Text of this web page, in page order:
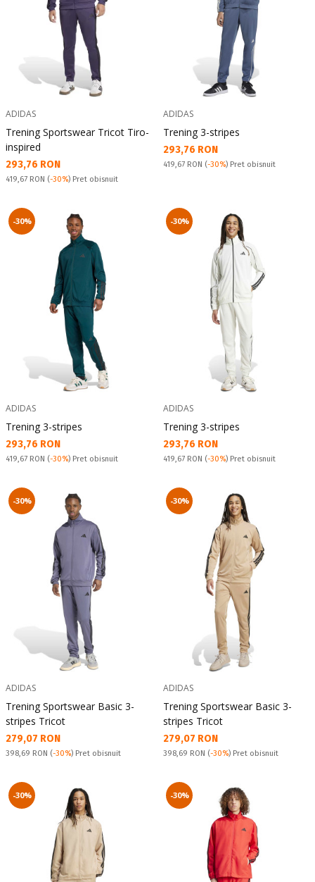
ADIDAS
Trening Sportswear Tricot Tiro-
inspired
Текуща цена:
293,76 RON
Pret obisnuit:
419,67 RON (-30%) Pret obisnuit
ADIDAS
Trening 3-stripes
Текуща цена:
293,76 RON
Pret obisnuit:
419,67 RON (-30%) Pret obisnuit
-30%
ADIDAS
Trening 3-stripes
Текуща цена:
293,76 RON
Pret obisnuit:
419,67 RON (-30%) Pret obisnuit
-30%
ADIDAS
Trening 3-stripes
Текуща цена:
293,76 RON
Pret obisnuit:
419,67 RON (-30%) Pret obisnuit
-30%
ADIDAS
Trening Sportswear Basic 3-
stripes Tricot
Текуща цена:
279,07 RON
Pret obisnuit:
398,69 RON (-30%) Pret obisnuit
-30%
ADIDAS
Trening Sportswear Basic 3-
stripes Tricot
Текуща цена:
279,07 RON
Pret obisnuit:
398,69 RON (-30%) Pret obisnuit
-30% -30%